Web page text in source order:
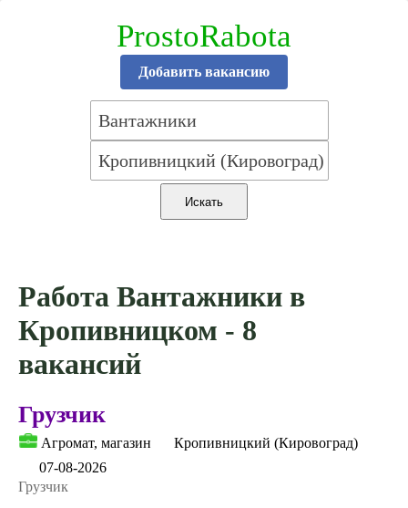
ProstoRabota
Добавить вакансию
Работа Вантажники в
Кропивницком - 8
вакансий
Грузчик
Агромат, магазин
Кропивницкий (Кировоград)
07-08-2026
Грузчик